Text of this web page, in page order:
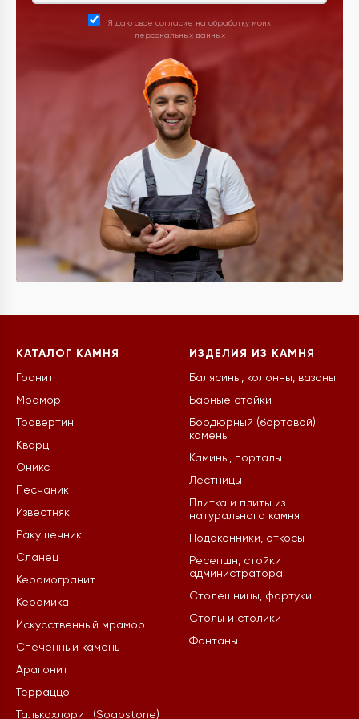
Я даю свое согласие на обработку моих
персональных данных
КАТАЛОГ КАМНЯ
Гранит
Мрамор
Травертин
Кварц
Оникс
Песчаник
Известняк
Ракушечник
Сланец
Керамогранит
Керамика
Искусственный мрамор
Спеченный камень
Арагонит
Терраццо
Талькохлорит (Soapstone)
ИЗДЕЛИЯ ИЗ КАМНЯ
Балясины, колонны, вазоны
Барные стойки
Бордюрный (бортовой)
камень
Камины, порталы
Лестницы
Плитка и плиты из
натурального камня
Подоконники, откосы
Ресепшн, стойки
администратора
Столешницы, фартуки
Столы и столики
Фонтаны